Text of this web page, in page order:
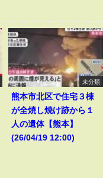
未分類
熊本市北区で住宅３棟
が全焼し焼け跡から１
人の遺体【熊本】
(26/04/19 12:00)